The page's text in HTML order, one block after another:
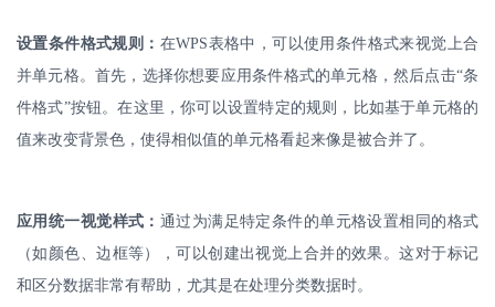
设置条件格式规则： 在WPS表格中，可以使用条件格式来视觉上合
并单元格。首先，选择你想要应用条件格式的单元格，然后点击“条
件格式”按钮。在这里，你可以设置特定的规则，比如基于单元格的
值来改变背景色，使得相似值的单元格看起来像是被合并了。
应用统一视觉样式： 通过为满足特定条件的单元格设置相同的格式
（如颜色、边框等），可以创建出视觉上合并的效果。这对于标记
和区分数据非常有帮助，尤其是在处理分类数据时。